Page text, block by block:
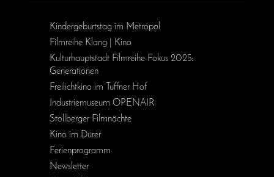
Kinder­geburts­tag im Metropol
Filmreihe Klang | Kino
Kulturhauptstadt Filmreihe Fokus 2025:
Generationen
Freilichtkino im Tuffner Hof
Industriemuseum OPENAIR
Stollberger Filmnächte
Kino im Dürer
Ferienprogramm
Newsletter